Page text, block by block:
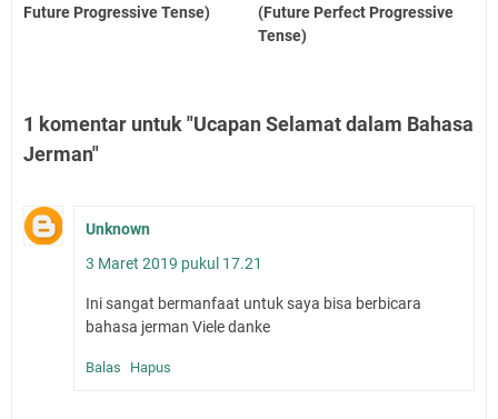
Future Progressive Tense)
(Future Perfect Progressive
Tense)
1 komentar untuk "Ucapan Selamat dalam Bahasa
Jerman"
Unknown
3 Maret 2019 pukul 17.21
Ini sangat bermanfaat untuk saya bisa berbicara
bahasa jerman Viele danke
Balas Hapus